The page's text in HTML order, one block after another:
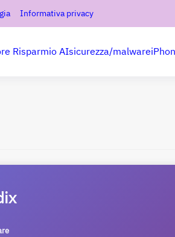
Informativa privacy
Risparmio AIsicurezza/malware